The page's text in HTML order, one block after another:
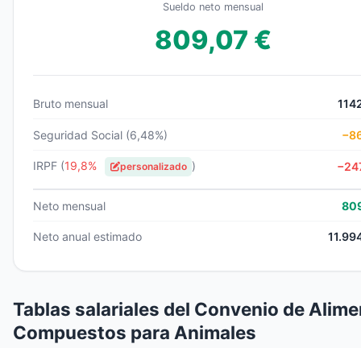
Sueldo neto mensual
809,07 €
Bruto mensual
Seguridad Social (6,48%)
IRPF (19,8% personalizado )
Neto mensual
Neto anual estimado
Tablas salariales del Convenio de
Compuestos para Animales